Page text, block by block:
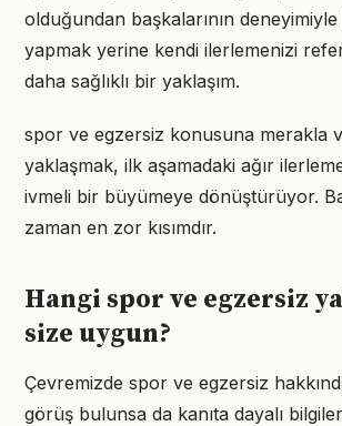
olduğundan başkalarının deneyimiyle
yapmak yerine kendi ilerlemenizi
daha sağlıklı bir yaklaşım.
spor ve egzersiz konusuna merakla
yaklaşmak, ilk aşamadaki ağır
ivmeli bir büyümeye dönüştürüyor.
zaman en zor kısımdır.
Hangi spor ve egzersiz
size uygun?
Çevremizde spor ve egzersiz
görüş bulunsa da kanıta dayalı